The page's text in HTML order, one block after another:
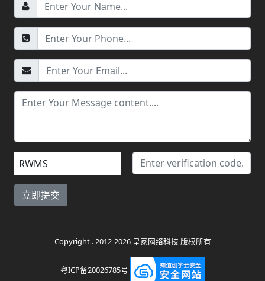
RWMS
Copyright . 2012-2026 皇家网络科技 版权所有
粤ICP备20026785号